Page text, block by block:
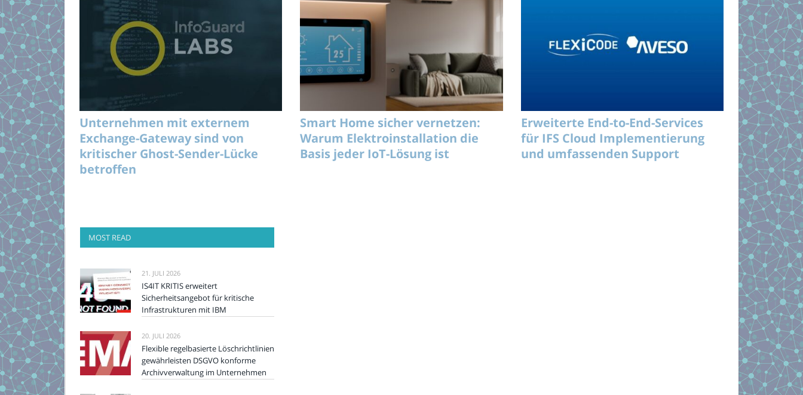
Unternehmen mit externem
Exchange-Gateway sind von
kritischer Ghost-Sender-Lücke
betroffen
Smart Home sicher vernetzen:
Warum Elektroinstallation die
Basis jeder IoT-Lösung ist
Erweiterte End-to-End-Services
für IFS Cloud Implementierung
und umfassenden Support
MOST READ
21. JULI 2026
IS4IT KRITIS erweitert
Sicherheitsangebot für kritische
Infrastrukturen mit IBM
20. JULI 2026
Flexible regelbasierte Löschrichtlinien
gewährleisten DSGVO konforme
Archivverwaltung im Unternehmen